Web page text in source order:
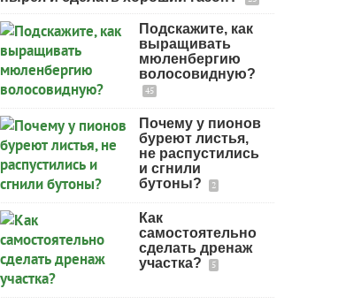
Подскажите, как
выращивать
мюленбергию
волосовидную?
45
Почему у пионов
буреют листья,
не распустились
и сгнили
бутоны?
2
Как
самостоятельно
сделать дренаж
участка?
5